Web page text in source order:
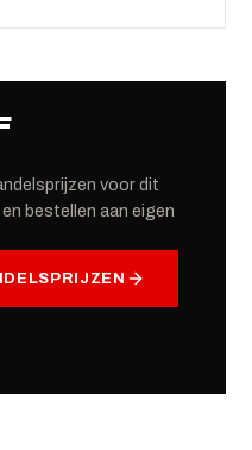
voor dit
bestellen aan eigen